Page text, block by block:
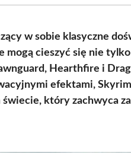
(Twitter)
w sobie klasyczne
mogą cieszyć się nie tylko
Hearthfire i
efektami, Skyrim
który zachwyca